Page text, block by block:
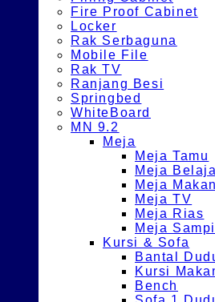
Fire Proof Cabinet
Locker
Rak Serbaguna
Mobile File
Rak TV
Ranjang Besi
Springbed
WhiteBoard
MN 9.2
Meja
Meja Tamu
Meja
Meja Makan
Meja TV
Meja Rias
Meja
Kursi & Sofa
Bantal
Kursi
Bench